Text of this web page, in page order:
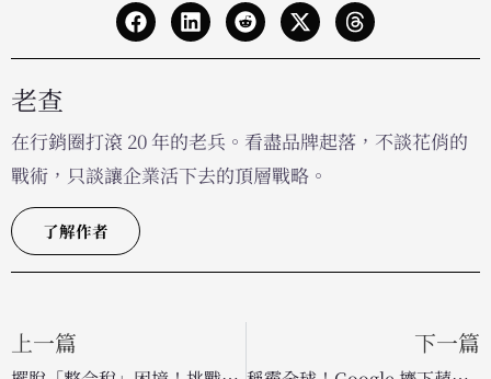
老查
在行銷圈打滾 20 年的老兵。看盡品牌起落，不談花俏的
戰術，只談讓企業活下去的頂層戰略。
了解作者
上一篇 下一篇